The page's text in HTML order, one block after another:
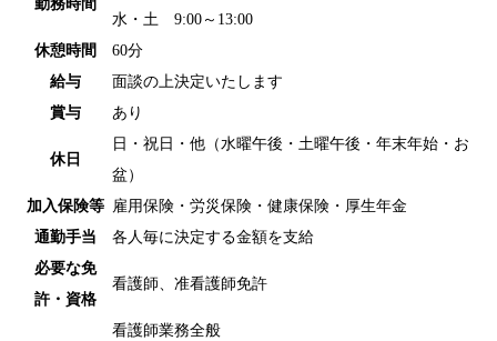
勤務時間
水・土 9:00～13:00
休憩時間
60分
給与
面談の上決定いたします
賞与
あり
休日
日・祝日・他（水曜午後・土曜午後・年末年始・お
盆）
加入保険等 雇用保険・労災保険・健康保険・厚生年金
通勤手当
各人毎に決定する金額を支給
必要な免
許・資格
看護師、准看護師免許
看護師業務全般